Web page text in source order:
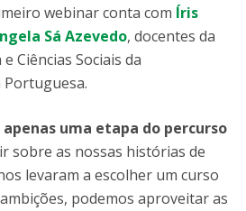
webinar conta com Íris
Sá Azevedo, docentes da
Ciências Sociais da
Portuguesa.
apenas uma etapa do percurso
sobre as nossas histórias de
levaram a escolher um curso
podemos aproveitar as